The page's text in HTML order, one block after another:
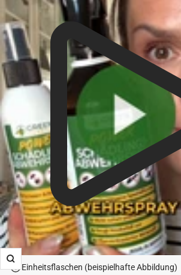
ZoomEinheitsflaschen (beispielhafte Abbildung)